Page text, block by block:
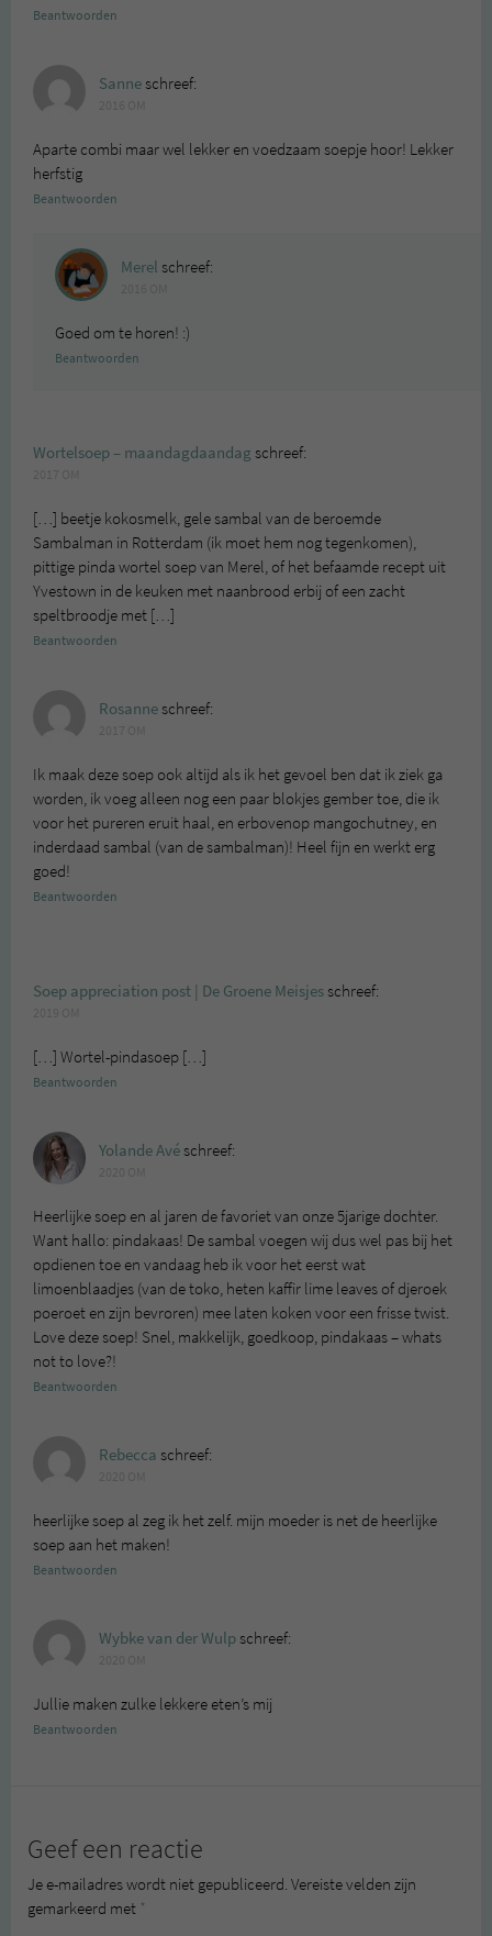
Beantwoorden
Sanneschreef:
Aparte combi maar wel lekker en voedzaam soepje hoor! Lekker
herfstig
Beantwoorden
Merel schreef:
Goed om te horen! :)
Beantwoorden
Wortelsoep – maandagdaandag schreef:
[…] beetje kokosmelk, gele sambal van de beroemde
Sambalman in Rotterdam (ik moet hem nog tegenkomen),
pittige pinda wortel soep van Merel, of het befaamde recept uit
Yvestown in de keuken met naanbrood erbij of een zacht
speltbroodje met […]
Beantwoorden
Rosanneschreef:
Ik maak deze soep ook altijd als ik het gevoel ben dat ik ziek ga
worden, ik voeg alleen nog een paar blokjes gember toe, die ik
voor het pureren eruit haal, en erbovenop mangochutney, en
inderdaad sambal (van de sambalman)! Heel fijn en werkt erg
goed!
Beantwoorden
Soep appreciation post | De Groene Meisjesschreef:
[…] Wortel-pindasoep […]
Beantwoorden
Yolande Avéschreef:
Heerlijke soep en al jaren de favoriet van onze 5jarige dochter.
Want hallo: pindakaas! De sambal voegen wij dus wel pas bij het
opdienen toe en vandaag heb ik voor het eerst wat
limoenblaadjes (van de toko, heten kaffir lime leaves of djeroek
poeroet en zijn bevroren) mee laten koken voor een frisse twist.
Love deze soep! Snel, makkelijk, goedkoop, pindakaas – whats
not to love?!
Beantwoorden
Rebecca schreef:
heerlijke soep al zeg ik het zelf. mijn moeder is net de heerlijke
soep aan het maken!
Beantwoorden
Wybke van der Wulpschreef:
Jullie maken zulke lekkere eten’s mij
Beantwoorden
Geef een reactie
Je e-mailadres wordt niet gepubliceerd. Vereiste velden zijn
gemarkeerd met *